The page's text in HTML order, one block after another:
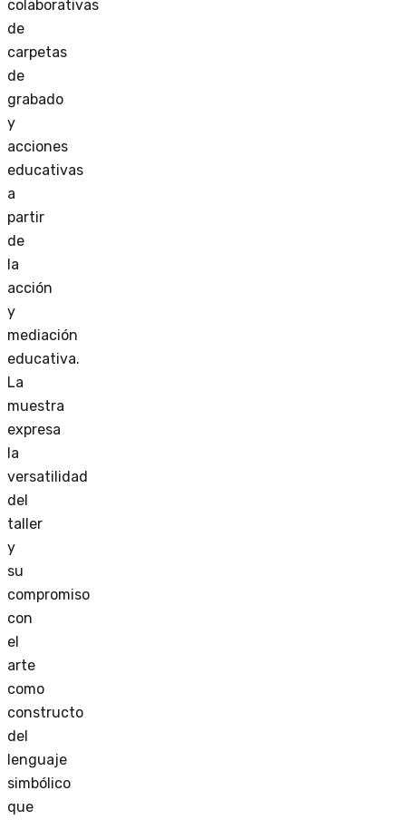
colaborativas
de
carpetas
de
grabado
y
acciones
educativas
a
partir
de
la
acción
y
mediación
educativa.
La
muestra
expresa
la
versatilidad
del
taller
y
su
compromiso
con
el
arte
como
constructo
del
lenguaje
simbólico
que